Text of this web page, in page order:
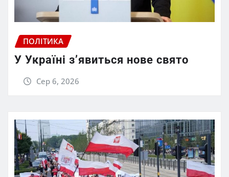
ПОЛІТИКА
У Україні з’явиться нове свято
Сер 6, 2026